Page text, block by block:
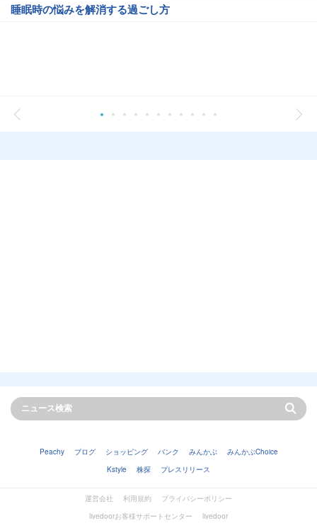
睡眠時の悩みを解消する過ごし方
Peachy ブログ ショッピング バンク みんかぶ
みんかぶChoice
Kstyle
株探 プレスリリース
運営会社 利用規約
プライバシーポリシー
livedoorお客様サポートセンター
livedoor